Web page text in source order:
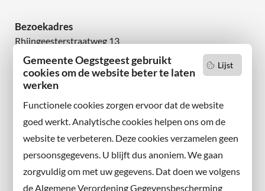
Lijst
Gemeente Oegstgeest gebruikt
cookies om de website beter te laten
werken
Functionele cookies zorgen ervoor dat de website
goed werkt. Analytische cookies helpen ons om de
website te verbeteren. Deze cookies verzamelen geen
persoonsgegevens. U blijft dus anoniem. We gaan
zorgvuldig om met uw gegevens. Dat doen we volgens
de Algemene Verordening Gegevensbescherming
Bezoekadres
Rhijngeesterstraatweg 13
2342 AN Oegstgeest
Wilt u niets missen?
en volg ons ook op sociale media.
Facebook
X
Instagram